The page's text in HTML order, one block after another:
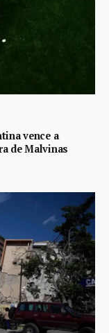
vence a
de Malvinas